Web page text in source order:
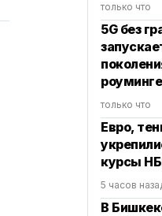
только что
5G без
роуминге
только что
Евро,
курсы
5 часов
В